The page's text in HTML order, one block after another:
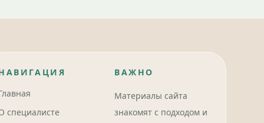
специалисте
ВАЖНО
Материалы сайта
знакомят с подходом и